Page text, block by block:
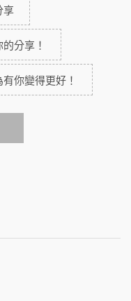
享
分享！
你變得更好！